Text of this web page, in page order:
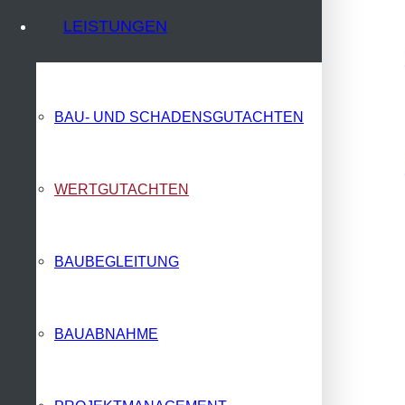
LEISTUNGEN
BAU- UND SCHADENSGUTACHTEN
WERTGUTACHTEN
BAUBEGLEITUNG
BAUABNAHME
Startseite
Wertgutachten